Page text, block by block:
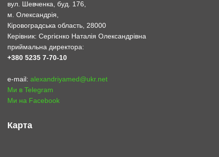
вул. Шевченка, буд. 176,
м. Олександрія,
Кіровоградська область, 28000
Керівник: Сергієнко Наталія Олександрівна
приймальна директора:
+380 5235 7-70-10
e-mail: alexandriyamed@ukr.net
Ми в Telegram
Ми на Facebook
Карта